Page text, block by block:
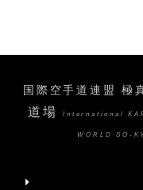
国際空手道連盟
道場
International
WORLD SO-